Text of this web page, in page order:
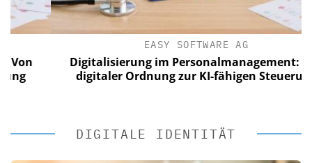
EASY SOFTWARE AG
Digitalisierung im Personalmanagement: Von
digitaler Ordnung zur KI-fähigen Steuerung
DIGITALE IDENTITÄT